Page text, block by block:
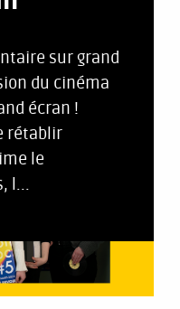
sur grand
du cinéma
écran !
rétablir
le
l...